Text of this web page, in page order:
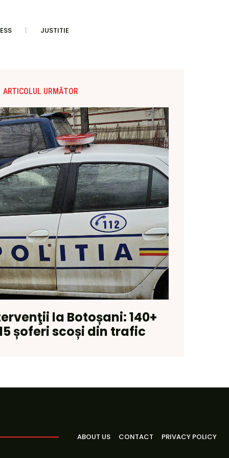
JUSTITIE
ARTICOLUL URMĂTOR
la Botoșani: 140+
șoferi scoși din trafic
ABOUT US CONTACT PRIVACY POLICY